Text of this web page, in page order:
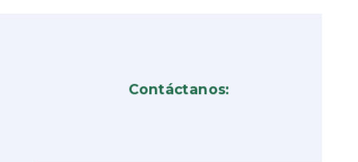
Contáctanos: